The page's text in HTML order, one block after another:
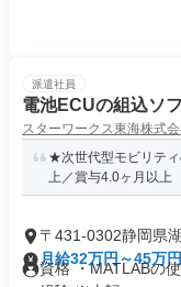
派遣社員
電池ECUの組込ソ
スターワークス東海株式
★次世代型モビリテ
上／賞与4.0ヶ月以上
〒431-0302静岡県
月給32万円～45万円
資格 ・MATLABの